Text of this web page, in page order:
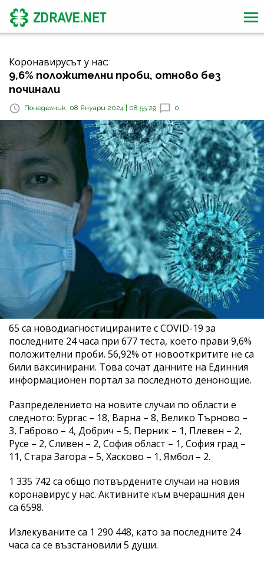
Коронавирусът у нас:
9,6% положителни проби, отново без
починали
Понеделник, 08 Януари 2024 | 08:55:29 0
65 са новодиагностицираните с COVID-19 за
последните 24 часа при 677 теста, което прави 9,6%
положителни проби. 56,92% от новооткритите не са
били ваксинирани. Това сочат данните на Единния
информационен портал за последното денонощие.
Разпределението на новите случаи по области е
следното: Бургас – 18, Варна – 8, Велико Търново –
3, Габрово – 4, Добрич – 5, Перник – 1, Плевен – 2,
Русе – 2, Сливен – 2, София област – 1, София град –
11, Стара Загора – 5, Хасково – 1, Ямбол – 2.
1 335 742 са общо потвърдените случаи на новия
коронавирус у нас. Активните към вчерашния ден
са 6598.
Излекуваните са 1 290 448, като за последните 24
часа са се възстановили 5 души.